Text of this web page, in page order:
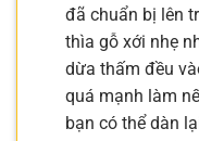
đã chuẩn bị lên
thìa gỗ xới nhẹ
dừa thấm đều
quá mạnh làm
bạn có thể dàn